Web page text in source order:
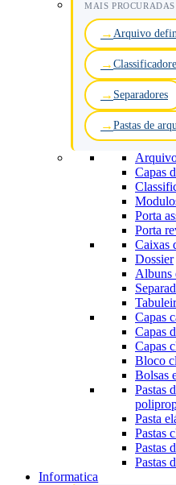
MAIS PROCURADAS
Arquivo
Separadores
Pastas de
Capas
Porta
Porta
Caixas
Dossier
Albuns
Capas
Capas
Capas
Bloco
Bolsas
Pastas
Pasta
Pastas
Pastas
Pastas
Informatica